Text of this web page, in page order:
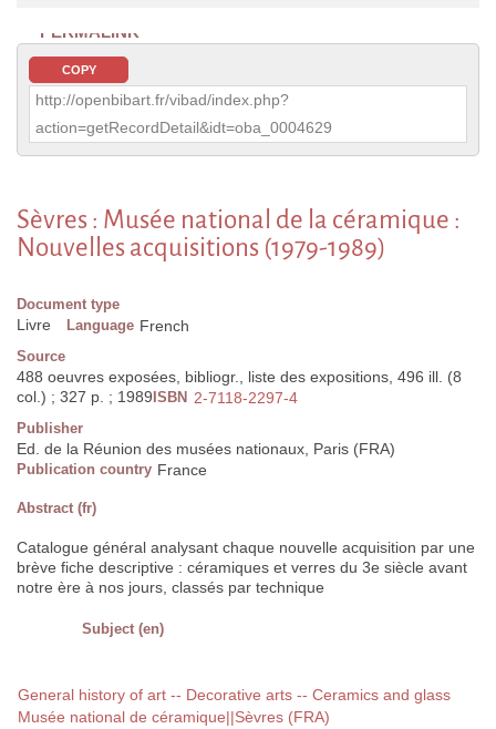
PERMALINK
COPY
http://openbibart.fr/vibad/index.php?
action=getRecordDetail&idt=oba_0004629
Sèvres : Musée national de la céramique :
Nouvelles acquisitions (1979-1989)
Document type
Livre Language French
Source
488 oeuvres exposées, bibliogr., liste des expositions, 496 ill. (8
col.) ; 327 p. ; 1989 ISBN 2-7118-2297-4
Publisher
Ed. de la Réunion des musées nationaux, Paris (FRA)
Publication country France
Abstract (fr)
Catalogue général analysant chaque nouvelle acquisition par une
brève fiche descriptive : céramiques et verres du 3e siècle avant
notre ère à nos jours, classés par technique
Subject (en)
General history of art -- Decorative arts -- Ceramics and glass
Musée national de céramique||Sèvres (FRA)